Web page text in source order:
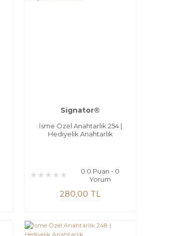
Signator®
İsme Özel Anahtarlık 254 |
Hediyelik Anahtarlık
0.0 Puan - 0
Yorum
280,00 TL